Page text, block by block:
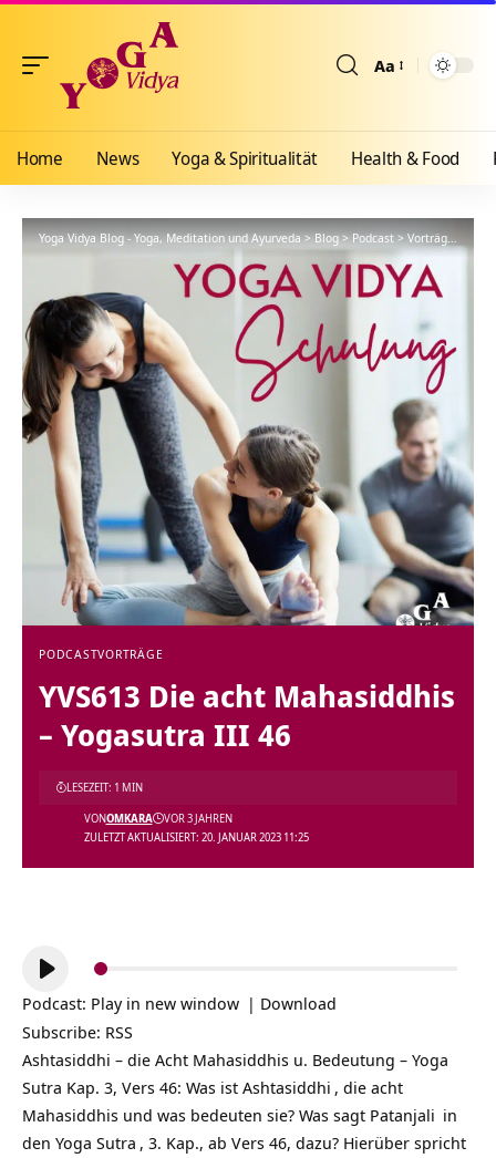
Aa
Home News Yoga & Spiritualität Health & Food
Yoga Vidya Blog - Yoga, Meditation und Ayurveda>Blog>Podcast>Vorträge >
PODCASTVORTRÄGE
YVS613 Die acht Mahasiddhis
– Yogasutra III 46
ZULETZT AKTUALISIERT: 20. JANUAR 2023 11:25
VONOMKARA VOR 3 JAHREN
LESEZEIT: 1 MIN
Audio-
Player
Podcast: Play in new window | Download
Subscribe: RSS
Ashtasiddhi – die Acht Mahasiddhis u. Bedeutung – Yoga
Sutra Kap. 3, Vers 46: Was ist Ashtasiddhi , die acht
Mahasiddhis und was bedeuten sie? Was sagt Patanjali in
den Yoga Sutra , 3. Kap., ab Vers 46, dazu? Hierüber spricht